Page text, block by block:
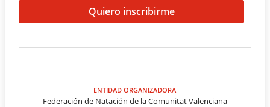
Quiero inscribirme
ENTIDAD ORGANIZADORA
Federación de Natación de la Comunitat Valenciana